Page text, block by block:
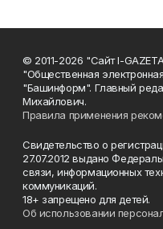
© 2011-2026 "Сайт I-
"Общественная
"Башинформ". Главный
Михайлович.
Правила применения
Свидетельство о
27.07.2012 выдано
связи, информационных
коммуникаций.
18+ запрещено для детей.
Об использовании